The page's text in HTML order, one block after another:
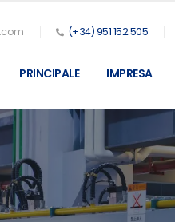
(+34) 951 152 505
PRINCIPALE IMPRESA